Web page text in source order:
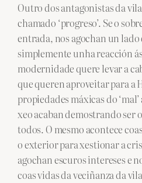
Outro dos antagonistas da
chamado ‘progreso’. Se o
entrada, nos agochan un lado
simplemente unha reacción
modernidade quere levar a
que queren aproveitar para a
propiedades máxicas do
xeo acaban demostrando ser
todos. O mesmo acontece
o exterior para xestionar a
agochan escuros intereses e
coas vidas da veciñanza da